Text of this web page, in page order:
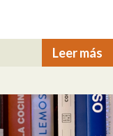
Leer más